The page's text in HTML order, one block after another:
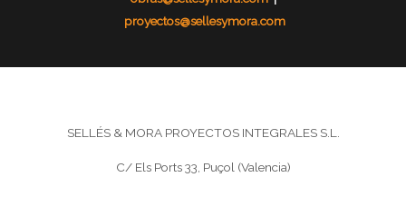
proyectos@sellesymora.com
SELLÉS & MORA PROYECTOS INTEGRALES S.L.
C/ Els Ports 33, Puçol (Valencia)